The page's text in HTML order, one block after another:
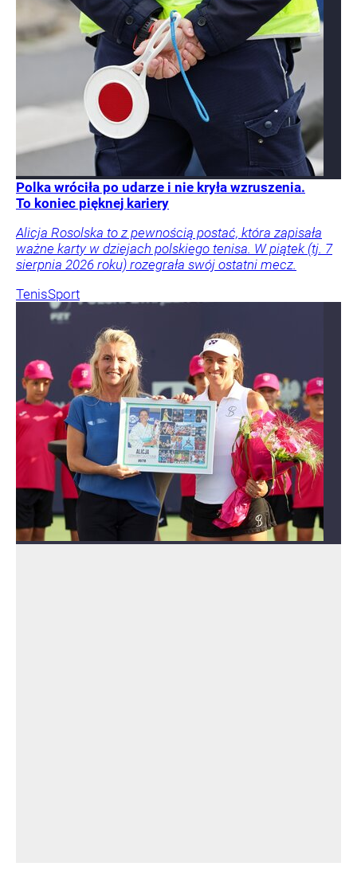
Polka wróciła po udarze i nie kryła wzruszenia.
To koniec pięknej kariery
Alicja Rosolska to z pewnością postać, która zapisała
ważne karty w dziejach polskiego tenisa. W piątek (tj. 7
sierpnia 2026 roku) rozegrała swój ostatni mecz.
TenisSport